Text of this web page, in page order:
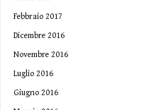
Febbraio 2017
Dicembre 2016
Novembre 2016
Luglio 2016
Giugno 2016